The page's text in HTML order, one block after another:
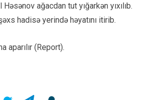
ağacdan tut yığarkən yıxılıb.
hadisə yerində həyatını itirib.
aparılır (Report).